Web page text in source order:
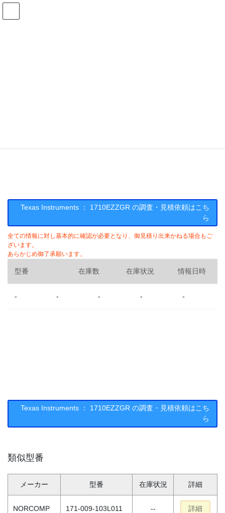
コ
ナ
Texas Instruments ： 1710EZZGR の調査・見積依頼はこち
ら
全ての情報に対し基本的に確認が必要となり、御見積り出来かねる場合もご
ざいます。
あらかじめ御了承願います。
型番 在庫数 在庫状況 情報日時
- - - - -
Texas Instruments ： 1710EZZGR の調査・見積依頼はこち
ら
類似型番
メーカー 型番 在庫状況 詳細
NORCOMP 171-009-103L011 -- 詳細